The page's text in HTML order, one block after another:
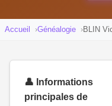
Accueil Généalogie BLIN
👤 Informations
principales de